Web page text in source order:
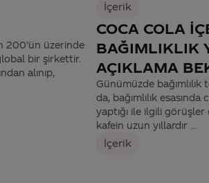
İçerik
200’ün üzerinde
bir şirkettir.
alınıp,
COCA COLA
BAĞIMLIKLIK
AÇIKLAMA
Günümüzde
da, bağımlılık
yaptığı ile ilgili
kafein uzun yıllardır ...
İçerik